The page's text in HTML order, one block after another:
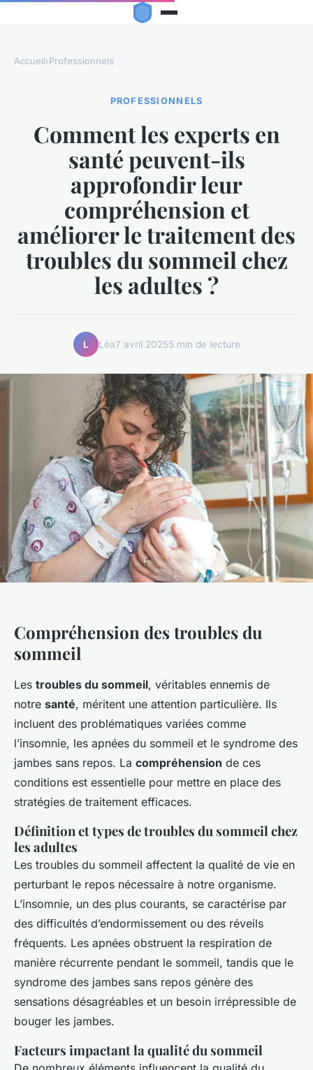
Accueil›Professionnels
PROFESSIONNELS
Comment les experts en
santé peuvent-ils
approfondir leur
compréhension et
améliorer le traitement des
troubles du sommeil chez
les adultes ?
L Léa7 avril 20255 min de lecture
Compréhension des troubles du
sommeil
Les troubles du sommeil, véritables ennemis de
notre santé, méritent une attention particulière. Ils
incluent des problématiques variées comme
l’insomnie, les apnées du sommeil et le syndrome des
jambes sans repos. La compréhension de ces
conditions est essentielle pour mettre en place des
stratégies de traitement efficaces.
Définition et types de troubles du sommeil chez
les adultes
Les troubles du sommeil affectent la qualité de vie en
perturbant le repos nécessaire à notre organisme.
L’insomnie, un des plus courants, se caractérise par
des difficultés d’endormissement ou des réveils
fréquents. Les apnées obstruent la respiration de
manière récurrente pendant le sommeil, tandis que le
syndrome des jambes sans repos génère des
sensations désagréables et un besoin irrépressible de
bouger les jambes.
Facteurs impactant la qualité du sommeil